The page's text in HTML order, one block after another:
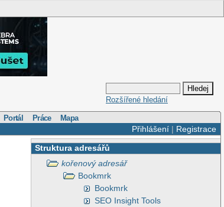
Rozšířené hledání
Portál Práce Mapa
Přihlášení| Registrace
Struktura adresářů
kořenový adresář
Bookmrk
Bookmrk
SEO Insight Tools